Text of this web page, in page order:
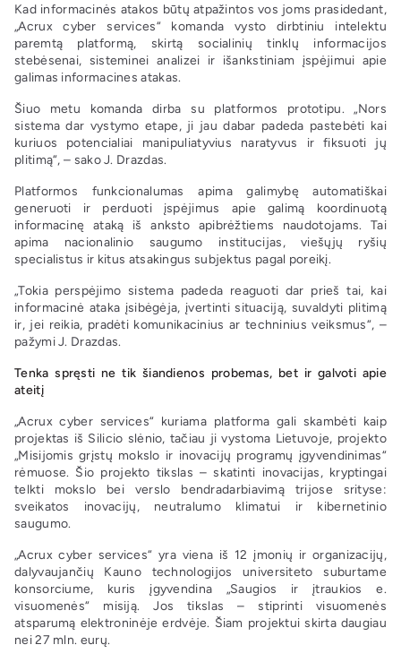
Kad informacinės atakos būtų atpažintos vos joms prasidedant,
„Acrux cyber services“ komanda vysto dirbtiniu intelektu
paremtą platformą, skirtą socialinių tinklų informacijos
stebėsenai, sisteminei analizei ir išankstiniam įspėjimui apie
galimas informacines atakas.
Šiuo metu komanda dirba su platformos prototipu. „Nors
sistema dar vystymo etape, ji jau dabar padeda pastebėti kai
kuriuos potencialiai manipuliatyvius naratyvus ir fiksuoti jų
plitimą“, – sako J. Drazdas.
Platformos funkcionalumas apima galimybę automatiškai
generuoti ir perduoti įspėjimus apie galimą koordinuotą
informacinę ataką iš anksto apibrėžtiems naudotojams. Tai
apima nacionalinio saugumo institucijas, viešųjų ryšių
specialistus ir kitus atsakingus subjektus pagal poreikį.
„Tokia perspėjimo sistema padeda reaguoti dar prieš tai, kai
informacinė ataka įsibėgėja, įvertinti situaciją, suvaldyti plitimą
ir, jei reikia, pradėti komunikacinius ar techninius veiksmus“, –
pažymi J. Drazdas.
Tenka spręsti ne tik šiandienos probemas, bet ir galvoti apie
ateitį
„Acrux cyber services“ kuriama platforma gali skambėti kaip
projektas iš Silicio slėnio, tačiau ji vystoma Lietuvoje, projekto
„Misijomis grįstų mokslo ir inovacijų programų įgyvendinimas“
rėmuose. Šio projekto tikslas – skatinti inovacijas, kryptingai
telkti mokslo bei verslo bendradarbiavimą trijose srityse:
sveikatos inovacijų, neutralumo klimatui ir kibernetinio
saugumo.
„Acrux cyber services“ yra viena iš 12 įmonių ir organizacijų,
dalyvaujančių Kauno technologijos universiteto suburtame
konsorciume, kuris įgyvendina „Saugios ir įtraukios e.
visuomenės“ misiją. Jos tikslas – stiprinti visuomenės
atsparumą elektroninėje erdvėje. Šiam projektui skirta daugiau
nei 27 mln. eurų.